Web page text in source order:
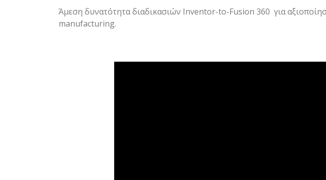
Άμεση δυνατότητα διαδικασιών Inventor-to-Fusion 360 για
manufacturing.